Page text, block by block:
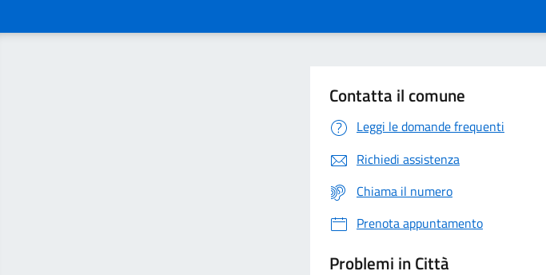
Contatta il comune
Leggi le domande frequenti
Richiedi assistenza
Chiama il numero
Prenota appuntamento
Problemi in Città